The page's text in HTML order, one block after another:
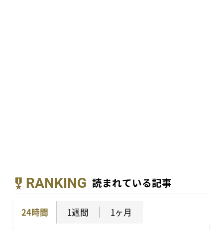
RANKING 読まれている記事
24時間 1週間 1ヶ月